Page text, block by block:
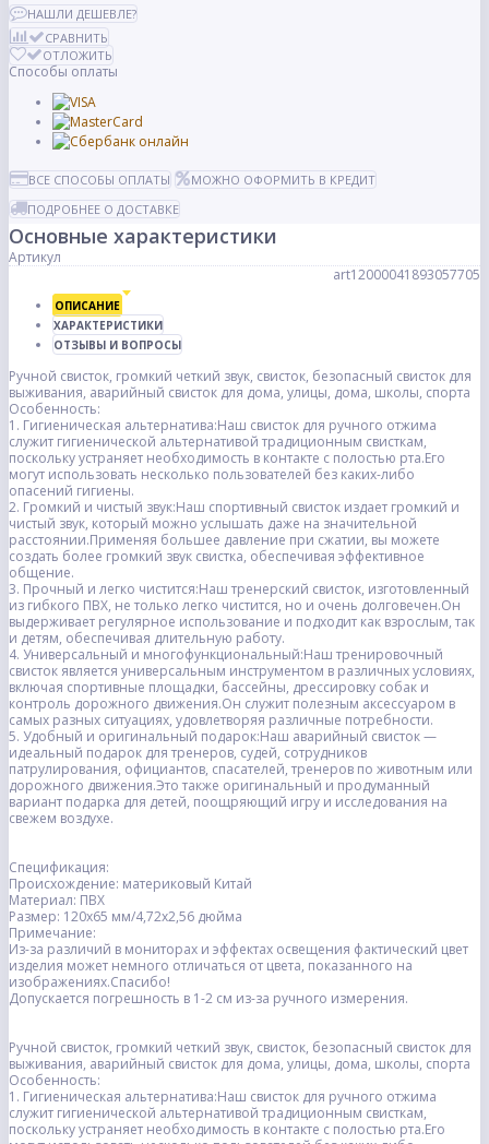
НАШЛИ ДЕШЕВЛЕ?
СРАВНИТЬ
ОТЛОЖИТЬ
Способы оплаты
ВСЕ СПОСОБЫ ОПЛАТЫ
МОЖНО ОФОРМИТЬ В КРЕДИТ
ПОДРОБНЕЕ О ДОСТАВКЕ
Основные характеристики
Артикул
art12000041893057705
ОПИСАНИЕ
ХАРАКТЕРИСТИКИ
ОТЗЫВЫ И ВОПРОСЫ
Ручной свисток, громкий четкий звук, свисток, безопасный свисток для
выживания, аварийный свисток для дома, улицы, дома, школы, спорта
Особенность:
1. Гигиеническая альтернатива:Наш свисток для ручного отжима
служит гигиенической альтернативой традиционным свисткам,
поскольку устраняет необходимость в контакте с полостью рта.Его
могут использовать несколько пользователей без каких-либо
опасений гигиены.
2. Громкий и чистый звук:Наш спортивный свисток издает громкий и
чистый звук, который можно услышать даже на значительной
расстоянии.Применяя большее давление при сжатии, вы можете
создать более громкий звук свистка, обеспечивая эффективное
общение.
3. Прочный и легко чистится:Наш тренерский свисток, изготовленный
из гибкого ПВХ, не только легко чистится, но и очень долговечен.Он
выдерживает регулярное использование и подходит как взрослым, так
и детям, обеспечивая длительную работу.
4. Универсальный и многофункциональный:Наш тренировочный
свисток является универсальным инструментом в различных условиях,
включая спортивные площадки, бассейны, дрессировку собак и
контроль дорожного движения.Он служит полезным аксессуаром в
самых разных ситуациях, удовлетворяя различные потребности.
5. Удобный и оригинальный подарок:Наш аварийный свисток —
идеальный подарок для тренеров, судей, сотрудников
патрулирования, официантов, спасателей, тренеров по животным или
дорожного движения.Это также оригинальный и продуманный
вариант подарка для детей, поощряющий игру и исследования на
свежем воздухе.
Спецификация:
Происхождение: материковый Китай
Материал: ПВХ
Размер: 120x65 мм/4,72x2,56 дюйма
Примечание:
Из-за различий в мониторах и эффектах освещения фактический цвет
изделия может немного отличаться от цвета, показанного на
изображениях.Спасибо!
Допускается погрешность в 1-2 см из-за ручного измерения.
Ручной свисток, громкий четкий звук, свисток, безопасный свисток для
выживания, аварийный свисток для дома, улицы, дома, школы, спорта
Особенность:
1. Гигиеническая альтернатива:Наш свисток для ручного отжима
служит гигиенической альтернативой традиционным свисткам,
поскольку устраняет необходимость в контакте с полостью рта.Его